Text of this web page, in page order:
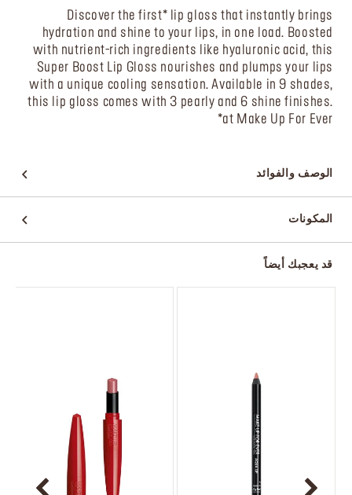
Discover the first* lip gloss that instantly brings
hydration and shine to your lips, in one load. Boosted
with nutrient-rich ingredients like hyaluronic acid, this
Super Boost Lip Gloss nourishes and plumps your lips
with a unique cooling sensation. Available in 9 shades,
this lip gloss comes with 3 pearly and 6 shine finishes.
*at Make Up For Ever
الوصف والفوائد
المكونات
قد يعجبك أيضاً